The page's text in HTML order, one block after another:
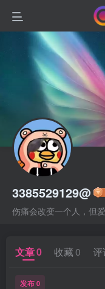
3385529129@
伤痛会改变一个人，但
文章0 收藏 0 评
发布 0